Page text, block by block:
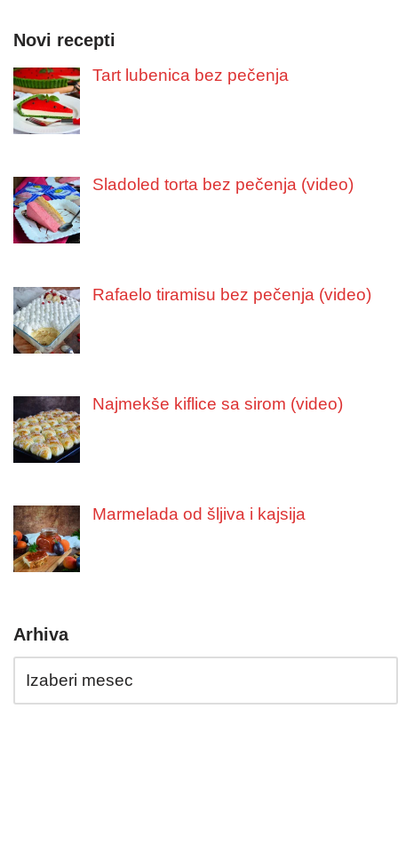
Novi recepti
Tart lubenica bez pečenja
Sladoled torta bez pečenja (video)
Rafaelo tiramisu bez pečenja (video)
Najmekše kiflice sa sirom (video)
Marmelada od šljiva i kajsija
Arhiva